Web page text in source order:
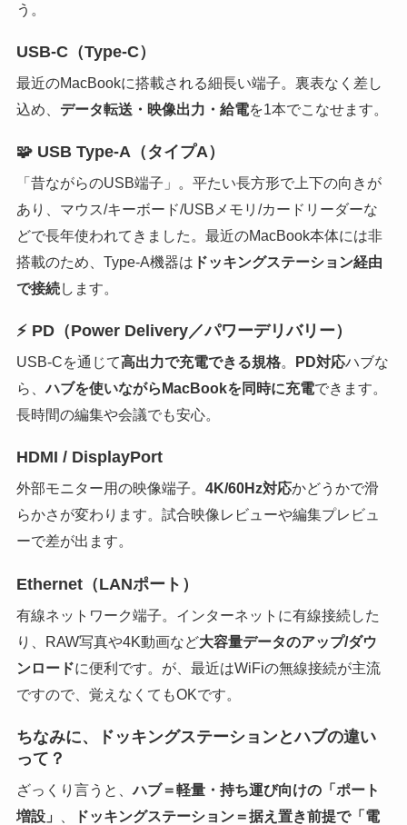
う。
USB-C（Type-C）
最近のMacBookに搭載される細長い端子。裏表なく差し
込め、 データ転送・映像出力・給電を1本でこなせます。
🧩 USB Type-A（タイプA）
「昔ながらのUSB端子」。平たい長方形で上下の向きが
あり、マウス/キーボード/USBメモリ/カードリーダーな
どで長年使われてきました。最近のMacBook本体には非
搭載のため、Type-A機器は ドッキングステーション経由
で接続します。
⚡️ PD（Power Delivery／パワーデリバリー）
USB-Cを通じて高出力で充電できる規格。 PD対応ハブな
ら、ハブを使いながらMacBookを同時に充電できます。
長時間の編集や会議でも安心。
HDMI / DisplayPort
外部モニター用の映像端子。 4K/60Hz対応かどうかで滑
らかさが変わります。試合映像レビューや編集プレビュ
ーで差が出ます。
Ethernet（LANポート）
有線ネットワーク端子。インターネットに有線接続した
り、RAW写真や4K動画など大容量データのアップ/ダウ
ンロードに便利です。が、最近はWiFiの無線接続が主流
ですので、覚えなくてもOKです。
ちなみに、ドッキングステーションとハブの違い
って？
ざっくり言うと、ハブ＝軽量・持ち運び向けの「ポート
増設」
ドッキングステーション＝据え置き前提で「電